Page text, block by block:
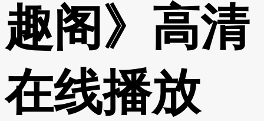
趣阁》高清
在线播放